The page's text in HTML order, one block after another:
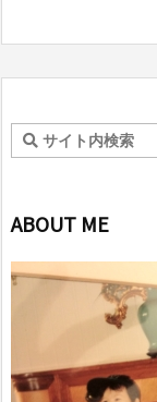
ABOUT ME